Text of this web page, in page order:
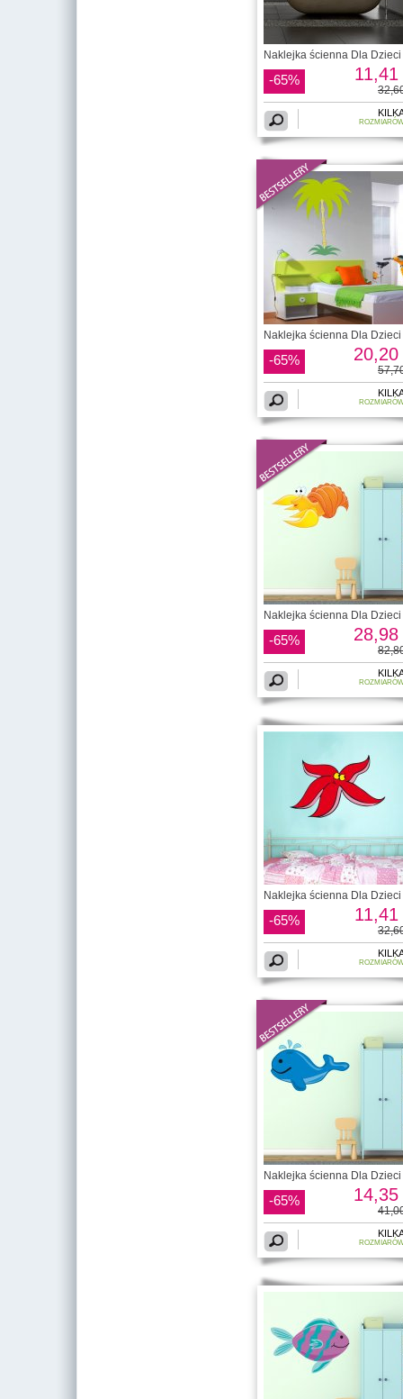
Naklejka ścienna Dla Dzieci
-65% 11,41
Naklejka ścienna Dla Dzieci
-65% 20,20
Naklejka ścienna Dla Dzieci
-65% 28,98
Naklejka ścienna Dla Dzieci
-65% 11,41
Naklejka ścienna Dla Dzieci
-65% 14,35